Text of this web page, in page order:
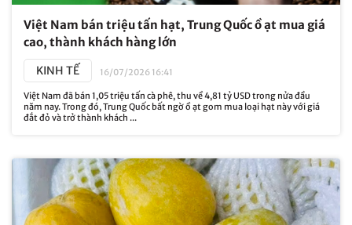
Việt Nam bán triệu tấn hạt, Trung Quốc ồ ạt mua giá
cao, thành khách hàng lớn
KINH TẾ 16/07/2026 16:41
Việt Nam đã bán 1,05 triệu tấn cà phê, thu về 4,81 tỷ USD trong nửa đầu
năm nay. Trong đó, Trung Quốc bất ngờ ồ ạt gom mua loại hạt này với giá
đắt đỏ và trở thành khách ...